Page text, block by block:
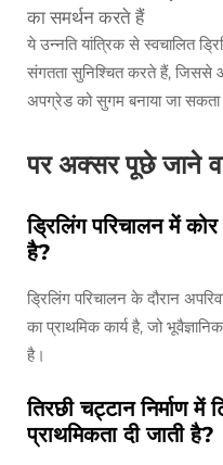
का समर्थन करते हैं
ये उन्नति यांत्रिक से स्वचालित
संगतता सुनिश्चित करते हैं, जिससे
अपग्रेड को सुगम बनाया जा सकता
पर अक्सर पूछे जाने
ड्रिलिंग परिचालन में
है?
ड्रिलिंग परिचालन के दौरान
का प्राथमिक कार्य है, जो
है।
तिरछी चट्टान निर्माण
प्राथमिकता दी जाती है?